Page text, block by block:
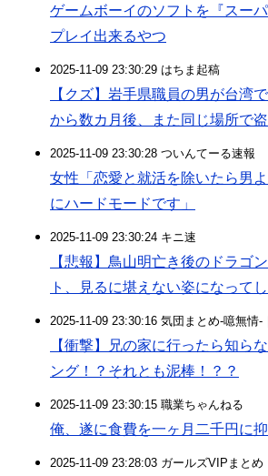
ゲームボーイのソフトを『スー
プレイ出来るやつ
2025-11-09 23:30:29 はちま起稿
【クズ】岩手県職員の男が台湾
から数カ月後、また同じ場所で
2025-11-09 23:30:28 ついんてーる速報
女性「恋愛と就活を除いたら男
にハードモードです」
2025-11-09 23:30:24 キニ速
【悲報】鳥山明亡き後のドラゴ
ト、見るに堪えない姿になって
2025-11-09 23:30:16 気団まとめ-噫無情
【衝撃】兄の家に行ったら知ら
ング！？それとも泥棒！？？
2025-11-09 23:30:15 職業ちゃんねる
俺、遂に食費を一ヶ月二千円に
2025-11-09 23:28:03 ガールズVIPまとめ